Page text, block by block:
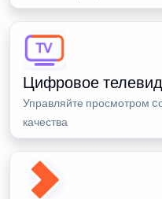
Цифровое
Управляйте просмотром
качества